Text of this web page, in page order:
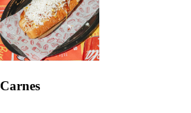
Carnes